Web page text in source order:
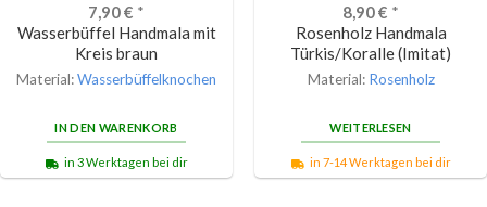
7,90€ *
Wasserbüffel Handmala mit
Kreis braun
Material:Wasserbüffelknochen
IN DEN WARENKORB
in 3 Werktagen bei dir
8,90€ *
Rosenholz Handmala
Türkis/Koralle (Imitat)
Material: Rosenholz
WEITERLESEN
in 7-14 Werktagen bei dir